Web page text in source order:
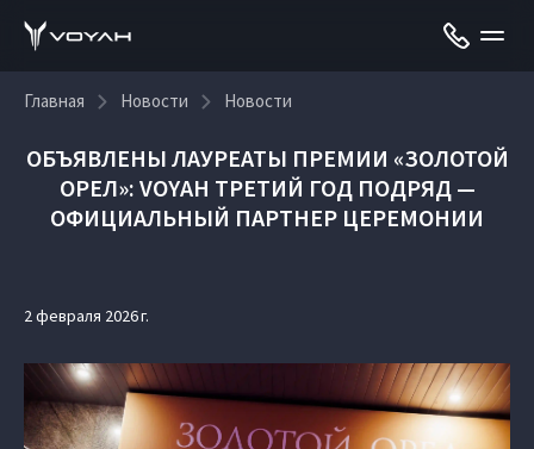
Главная Новости Новости
ОБЪЯВЛЕНЫ ЛАУРЕАТЫ ПРЕМИИ «ЗОЛОТОЙ
ОРЕЛ»: VOYAH ТРЕТИЙ ГОД ПОДРЯД —
ОФИЦИАЛЬНЫЙ ПАРТНЕР ЦЕРЕМОНИИ
2 февраля 2026 г.